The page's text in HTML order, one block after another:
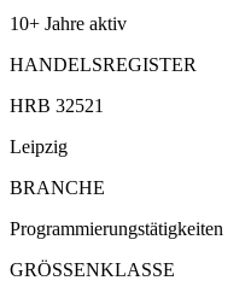
10+ Jahre aktiv
HANDELSREGISTER
HRB 32521
Leipzig
BRANCHE
Programmierungstätigkeiten
GRÖSSENKLASSE